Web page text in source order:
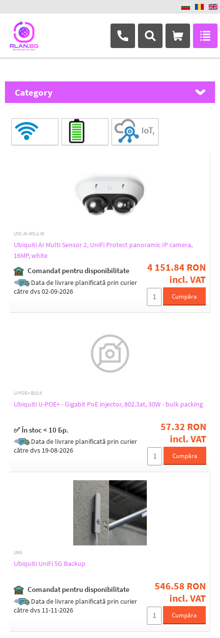
+359 882 346 063
Category
Ubiquiti Networks
Ubiquiti
All Brands
Wireless Powering
IoT,
SMART
UVC-AI-MS-2-W
Ubiquiti AI Multi Sensor 2, UniFi Protect panoramic IP camera,
16MP, white
Comandat pentru disponibilitate
Data de livrare planificată prin curier
către dvs 02-09-2026
4 151.84 RON
incl. VAT
Cumpăra
U-POE+-BULK
Ubiquiti U-POE+ - Gigabit PoE injector, 802.3at, 30W - bulk packing
✅ În stoc < 10 Бр.
Data de livrare planificată prin curier
către dvs 19-08-2026
57.32 RON
incl. VAT
Cumpăra
U5G
Ubiquiti UniFi 5G Backup
Comandat pentru disponibilitate
Data de livrare planificată prin curier
către dvs 11-11-2026
546.58 RON
incl. VAT
Cumpăra